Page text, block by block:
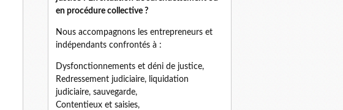
en procédure collective ?
Nous accompagnons les entrepreneurs et
indépendants confrontés à :
Dysfonctionnements et déni de justice,
Redressement judiciaire, liquidation
judiciaire, sauvegarde,
Contentieux et saisies,